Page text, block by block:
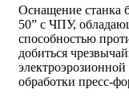
Оснащение станка
50” с ЧПУ,
способностью
добиться
обработки пресс-